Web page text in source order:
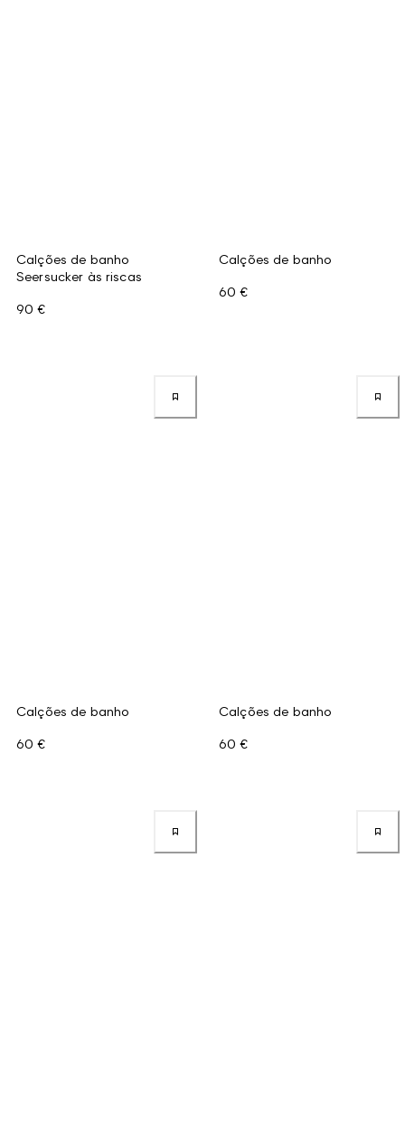
Calções de banho
Seersucker às riscas
90 €
Calções de banho
60 €
Calções de banho
60 €
Calções de banho
60 €